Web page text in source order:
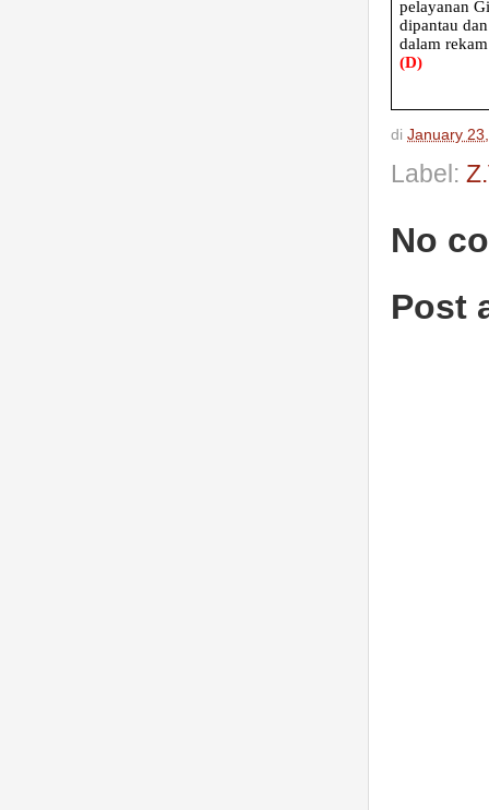
pelayanan
dipantau
dalam
(D)
di January
Label:
No
Post